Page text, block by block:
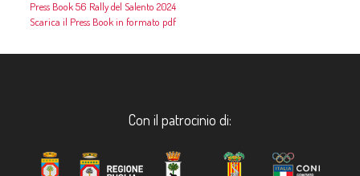
Press Book 56 Rally del Salento 2024
Scarica il Press Book in formato pdf
Con il patrocinio di: